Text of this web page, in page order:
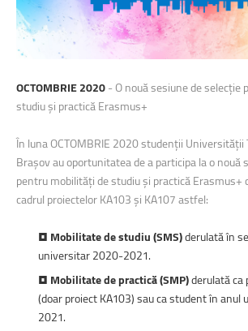
OCTOMBRIE 2020- O nouă sesiune de selecție
studiu și practică Erasmus+
În luna OCTOMBRIE 2020 studenții Universității
Brașov au oportunitatea de a participa la o nouă
pentru mobilități de studiu și practică Erasmus+
cadrul proiectelor KA103 și KA107 astfel:
• Mobilitate de studiu (SMS)derulată în
universitar 2020-2021.
• Mobilitate de practică (SMP)derulată ca
(doar proiect KA103) sau ca student în
2021.